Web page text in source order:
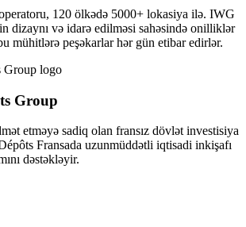
120 ölkədə 5000+ lokasiya ilə. IWG
dizaynı və idarə edilməsi sahəsində onilliklər
mühitlərə peşəkarlar hər gün etibar edirlər.
Group
etməyə sadiq olan fransız dövlət investisiya
Fransada uzunmüddətli iqtisadi inkişafı
dəstəkləyir.